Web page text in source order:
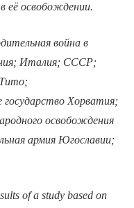
её освобождении.
война в
Италия; СССР;
государство Хорватия;
освобождения
армия Югославии;
of a study based on